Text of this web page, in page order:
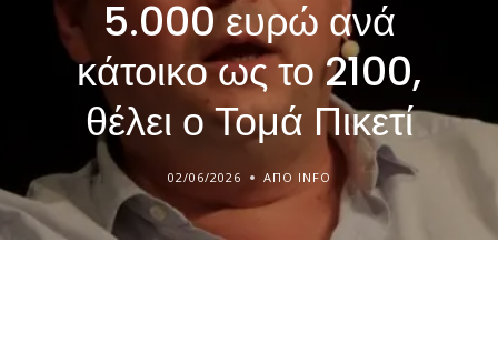
5.000 ευρώ ανά
κάτοικο ως το 2100,
θέλει ο Τομά Πικετί
02/06/2026 ΑΠΌ INFO